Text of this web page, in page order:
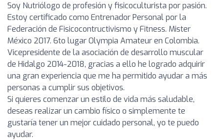
Soy Nutriólogo de profesión y fisicoculturista por pasión.
Estoy certificado como Entrenador Personal por la
Federación de Fisicocontructivismo y Fitness. Mister
México 2017. 6to lugar Olympia Amateur en Colombia.
Vicepresidente de la asociación de desarrollo muscular
de Hidalgo 2014-2018, gracias a ello he logrado adquirir
una gran experiencia que me ha permitido ayudar a más
personas a cumplir sus objetivos.
Si quieres comenzar un estilo de vida más saludable,
deseas realizar un cambio físico o simplemente te
gustaría tener un mejor cuidado personal, yo te puedo
ayudar.